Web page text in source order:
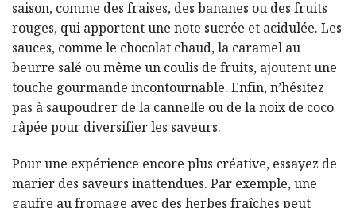
saison, comme des fraises, des bananes ou des fruits
rouges, qui apportent une note sucrée et acidulée. Les
sauces, comme le chocolat chaud, la caramel au
beurre salé ou même un coulis de fruits, ajoutent une
touche gourmande incontournable. Enfin, n’hésitez
pas à saupoudrer de la cannelle ou de la noix de coco
râpée pour diversifier les saveurs.
Pour une expérience encore plus créative, essayez de
marier des saveurs inattendues. Par exemple, une
gaufre au fromage avec des herbes fraîches peut